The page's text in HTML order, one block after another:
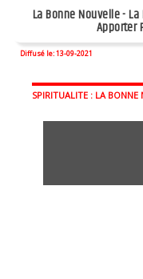
La Bonne Nouvelle -
Apporter
Diffusé le: 13-09-2021
SPIRITUALITE : LA BONNE